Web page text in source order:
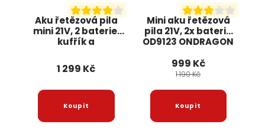
Aku řetězová pila
mini 21V, 2 baterie,
kufřík a
RTMPA0064 RED
TECHNIC
1 299 Kč
Mini aku řetězová
pila 21V, 2x baterie
OD9123 ONDRAGON
999 Kč
1 190 Kč